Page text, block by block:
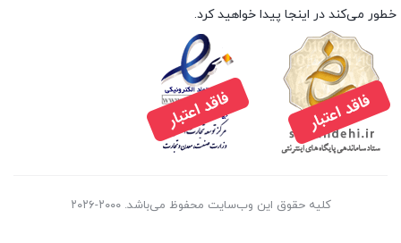
خطور می‌کند در اینجا پیدا خواهید کرد.
کلیه حقوق این وب‌سایت محفوظ می‌باشد. ۲۰۰۰-۲۰۲۶